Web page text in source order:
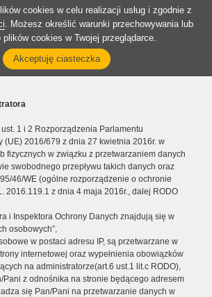
cookies w celu realizacji usług i zgodnie z
. Możesz określić warunki przechowywania lub
plików cookies w Twojej przeglądarce.
Akceptuję ciasteczka
1 i 2 Rozporządzenia Parlamentu
(UE) 2016/679 z dnia 27 kwietnia 2016r. w
fizycznych w związku z przetwarzaniem danych
swobodnego przepływu takich danych oraz
46/WE (ogólne rozporządzenie o ochronie
2016.119.1 z dnia 4 maja 2016r., dalej RODO
i Inspektora Ochrony Danych znajdują się w
osobowych”,
w postaci adresu IP, są przetwarzane w
internetowej oraz wypełnienia obowiązków
na administratorze(art.6 ust.1 lit.c RODO),
Pani z odnośnika na stronie będącego adresem
się Pan/Pani na przetwarzanie danych w